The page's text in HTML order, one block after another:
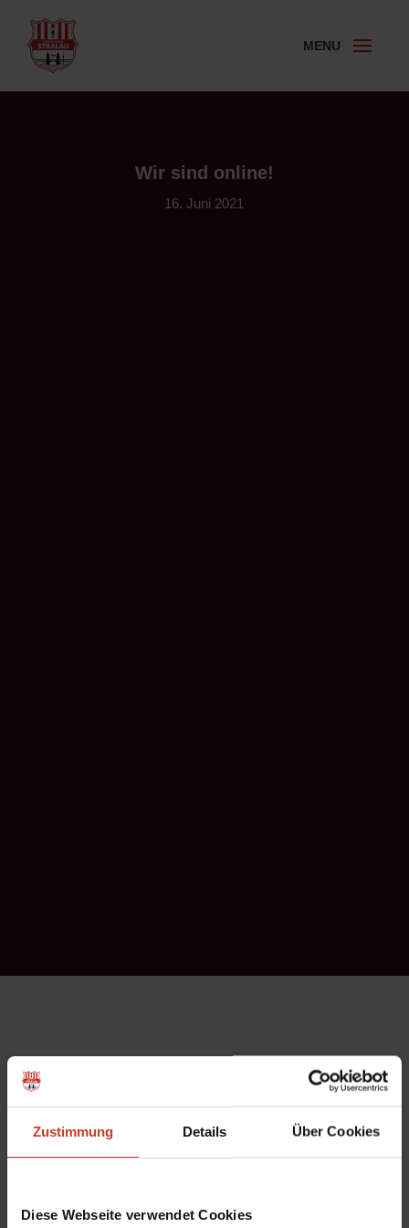
Zustimmung Details Über Cookies
Diese Webseite verwendet Cookies
Wir sind online!
16. Juni 2021
Am 1. Juli 2021 feiert Berolina Stralau seinen 120.
gefeiert hätten. Da dies noch nicht in dem angemessenen
Rahmen möglich ist, haben wir Euch und uns ein anderes